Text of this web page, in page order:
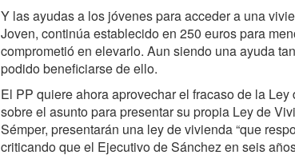
Y las ayudas a los jóvenes para acceder a una
Joven, continúa establecido en 250 euros para
comprometió en elevarlo. Aun siendo una ayuda
podido beneficiarse de ello.
El PP quiere ahora aprovechar el fracaso de la
sobre el asunto para presentar su propia Ley de
Sémper, presentarán una ley de vivienda “que
criticando que el Ejecutivo de Sánchez en seis